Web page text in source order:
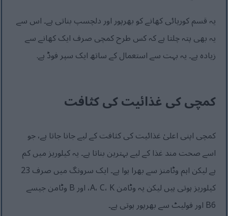
یہ قسم کوریائی کھانے کو بھرپور اور دلچسپ بناتی ہے۔ اس سے
یہ بھی پتہ چلتا ہے کہ کس طرح کمچی صرف ایک کھانے سے
زیادہ ہے۔ یہ بہت سے استعمال کے ساتھ ایک سپر فوڈ ہے.
کمچی کی غذائیت کی کثافت
کمچی اپنی اعلیٰ غذائیت کی کثافت کے لیے جانا جاتا ہے، جو
اسے صحت مند غذا کے لیے بہترین بناتا ہے۔ یہ کیلوریز میں کم
ہے لیکن اہم وٹامنز سے بھرا ہوا ہے۔ ایک سرونگ میں صرف 23
کیلوریز ہوتی ہیں لیکن یہ وٹامن A، C، K، اور B وٹامن جیسے
B6 اور فولیٹ سے بھرپور ہوتی ہے۔